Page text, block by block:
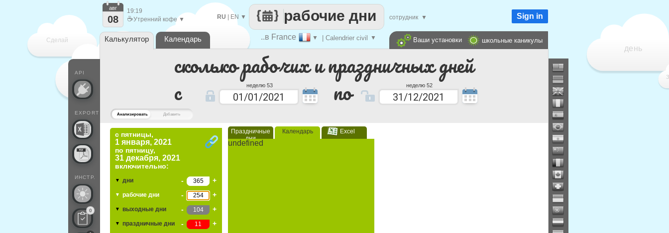
Анализировать Добавить
сколько рабочих и праздничных дней
c
неделю 53 по неделю 52
с пятницы,
1 января, 2021
по пятницу,
31 декабря, 2021
включительно:
▼ дни - +
▼ рабочие дни - +
▼ выходные дни - +
▼ праздничные дни - +
Праздничные
дни
Календарь Excel
undefined
Сделай
день
..в France ▼ | Calendrier civil ▼
рабочие дни
RU EN ▼ сотрудник ▼
API
EXPORT
ИНСТР.
0
авг
08
19:19
☕Утренний кофе ▼ Sign in
Калькулятор Календарь школьные каникулы
Ваши установки